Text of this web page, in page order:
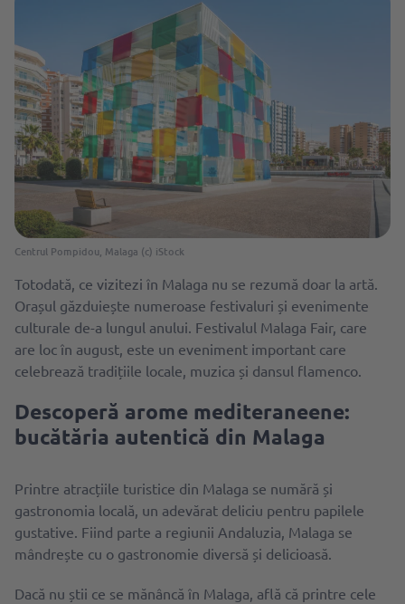
Centrul Pompidou, Malaga (c) iStock
Totodată, ce vizitezi în Malaga nu se rezumă doar la artă.
Orașul găzduiește numeroase festivaluri și evenimente
culturale de-a lungul anului. Festivalul Malaga Fair, care
are loc în august, este un eveniment important care
celebrează tradițiile locale, muzica și dansul flamenco.
Descoperă arome mediteraneene:
bucătăria autentică din Malaga
Printre atracțiile turistice din Malaga se numără și
gastronomia locală, un adevărat deliciu pentru papilele
gustative. Fiind parte a regiunii Andaluzia, Malaga se
mândrește cu o gastronomie diversă și delicioasă.
Dacă nu știi ce se mănâncă în Malaga, află că printre cele